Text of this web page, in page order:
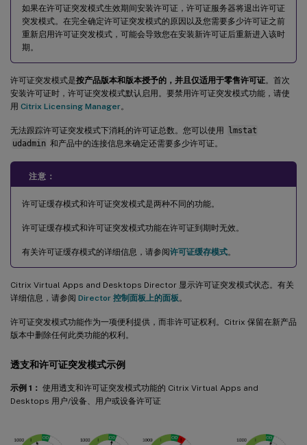
如果在许可证突发模式生效期间安装许可证，许可证服务器将退出许可证
突发模式。在完全确定许可证突发模式的原因以及您需要多少许可证之前
重新启用许可证突发模式，可能会导致您在安装新许可证后重新进入该时
期。
许可证突发模式是按产品版本和版本授予的，并且仅适用于零售许可证。首次
安装许可证时，许可证突发模式默认启用。要禁用许可证突发模式功能，请使
用 Citrix Licensing Manager。
无法跟踪许可证突发模式下消耗的许可证总数。您可以使用 lmstat
udadmin 和产品中的连接信息来确定还需要多少许可证。
注意：
许可证缓存模式和许可证突发模式是两种不同的功能。
许可证缓存模式和许可证突发模式功能在许可证到期时无效。
有关许可证缓存模式的详细信息，请参阅许可证缓存模式。
Citrix Virtual Apps and Desktops Director 显示许可证突发模式状态。有关
详细信息，请参阅 Director 控制面板上的面板。
许可证突发模式功能作为一项便利提供，而非许可证权利。Citrix 保留在新产品
版本中删除任何此类功能的权利。
透支和许可证突发模式示例
示例 1： 使用透支和许可证突发模式功能的 Citrix Virtual Apps and
Desktops 用户/设备、用户或设备许可证